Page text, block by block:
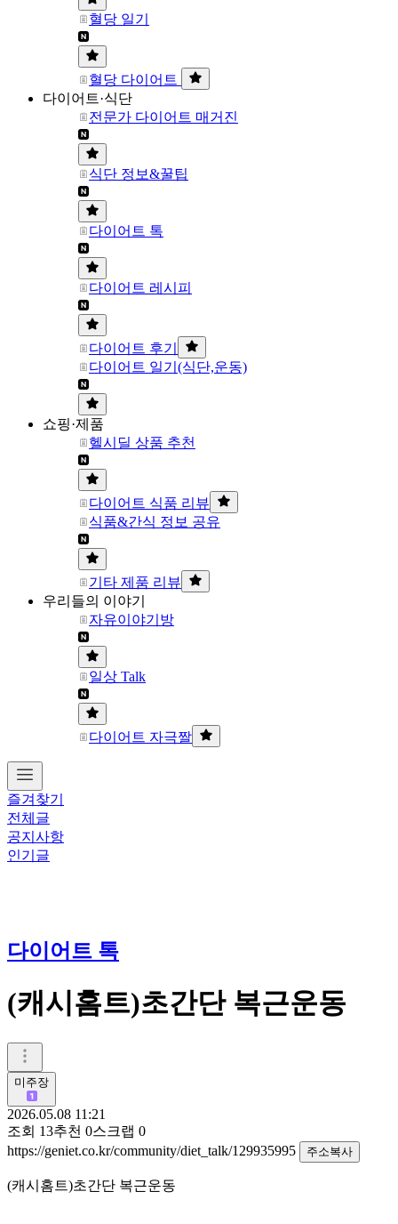
혈당 일기
혈당 다이어트
다이어트·식단
전문가 다이어트 매거진
식단 정보&꿀팁
다이어트 톡
다이어트 레시피
다이어트 후기
다이어트 일기(식단,운동)
쇼핑·제품
헬시딜 상품 추천
다이어트 식품 리뷰
식품&간식 정보 공유
기타 제품 리뷰
우리들의 이야기
자유이야기방
일상 Talk
다이어트 자극짤
즐겨찾기
전체글
공지사항
인기글
다이어트 톡
(캐시홈트)초간단 복근운동
미주장
2026.05.08 11:21
조회 13추천 0스크랩 0
https://geniet.co.kr/community/diet_talk/129935995
주소복사
(캐시홈트)초간단 복근운동